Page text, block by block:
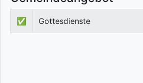
✅ Gottesdienste